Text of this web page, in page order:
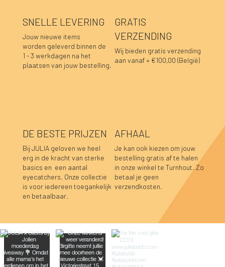
Blair sweaterjurk zwart
Prijs
€ 49,95
Blair sweaterjurk aubergine
Prijs
€ 49,95
Fay linnen top mosterdgeel
Prijs
€ 39,95
Fay linnen top olijfgroen
Prijs
€ 39,95
Lara sweater bordeaux
Prijs
€ 39,95
Hannah top prune
Prijs
€ 39,95
Hannah top choco
Prijs
€ 39,95
Caro blouse beige
Prijs
€ 44,95
Caro blouse kaki
Prijs
€ 44,95
Caro blouse donkerblauw
Prijs
€ 44,95
Caro blouse choco
Prijs
€ 44,95
Luka sweater grijs
Niet op voorraad
Luka rok grijs
Niet op voorraad
Sofie top bordeaux-donkerblauw
Niet op voorraad
Caro blouse prune
Niet op voorraad
SNELLE LEVERING
Jouw nieuwe items
worden geleverd binnen de
1 - 3 werkdagen na het
plaatsen van jouw bestelling.
GRATIS
VERZENDING
Wij bieden gratis verzending
aan vanaf + €100,00 (België)
DE BESTE PRIJZEN
Bij JULIA geloven we heel
erg in de kracht van sterke
basics en een aantal
eyecatchers. Onze collectie
is voor iedereen toegankelijk
en betaalbaar.
AFHAAL
Je kan ook kiezen om jouw
bestelling gratis af te halen
in onze winkel te Turnhout. Zo
betaal je geen
verzendkosten.